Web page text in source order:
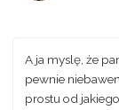
A ja myslę, że
pewnie
prostu od